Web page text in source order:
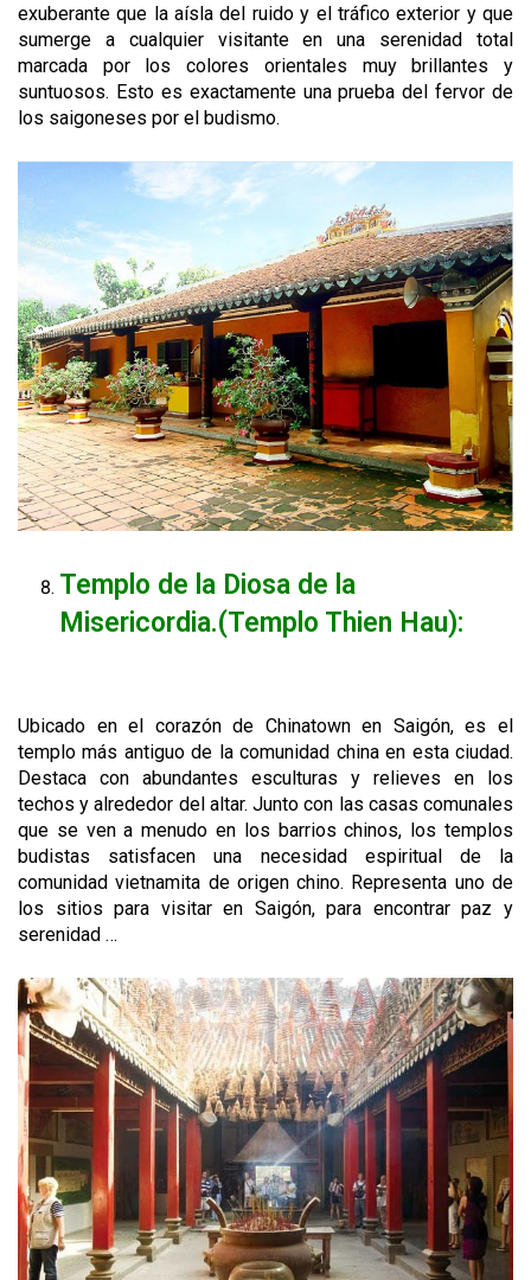
exuberante que la aísla del ruido y el tráfico exterior y que
sumerge a cualquier visitante en una serenidad total
marcada por los colores orientales muy brillantes y
suntuosos. Esto es exactamente una prueba del fervor de
los saigoneses por el budismo.
Templo de la Diosa de la
Misericordia.(Templo Thien Hau):
Ubicado en el corazón de Chinatown en Saigón, es el
templo más antiguo de la comunidad china en esta ciudad.
Destaca con abundantes esculturas y relieves en los
techos y alrededor del altar. Junto con las casas comunales
que se ven a menudo en los barrios chinos, los templos
budistas satisfacen una necesidad espiritual de la
comunidad vietnamita de origen chino. Representa uno de
los sitios para visitar en Saigón, para encontrar paz y
serenidad …